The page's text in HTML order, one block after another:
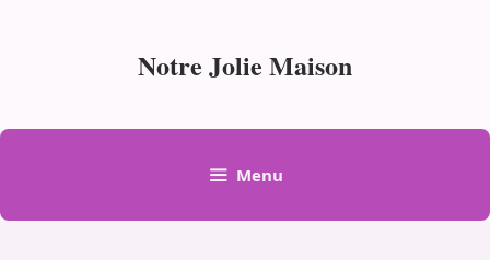
Notre Jolie Maison
Menu